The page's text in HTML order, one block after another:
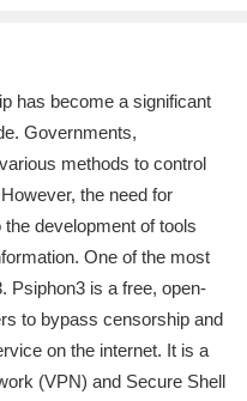
has become a significant
Governments,
methods to control
the need for
development of tools
One of the most
Psiphon3 is a free, open-
to bypass censorship and
on the internet. It is a
(VPN) and Secure Shell